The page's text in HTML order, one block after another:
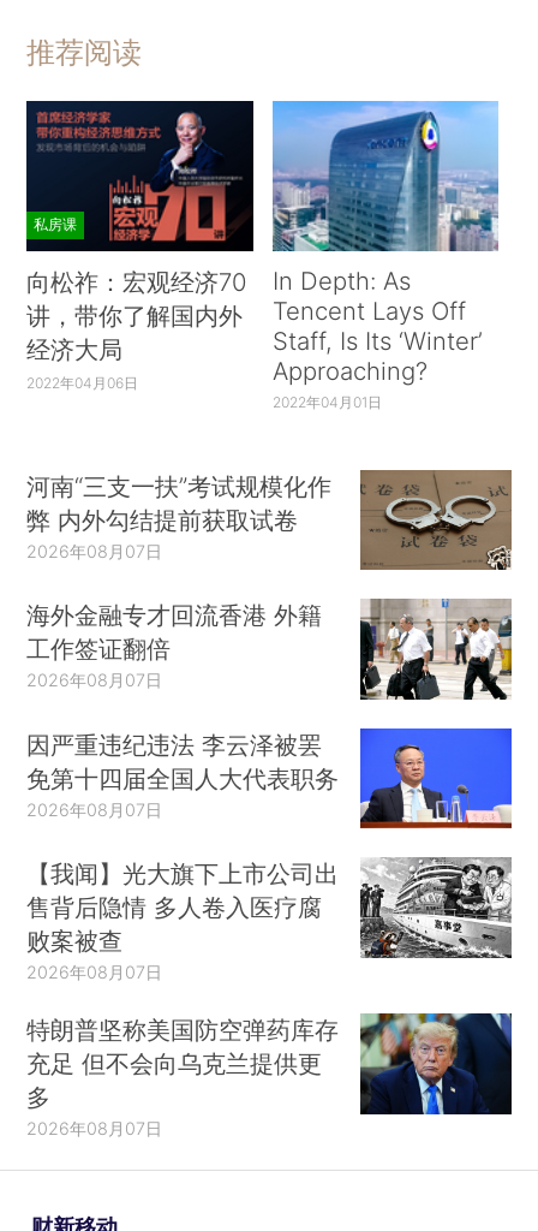
风险的重点地区。
5月以来，国内累计报告确诊病例2418例，其
中境外输入1072例，本土病例1346例。本土确诊
病例中，新疆（含兵团）827例，北京市339例，
辽宁省99例，吉林省45例，河北省21例，湖北省7
推荐阅读
私房课
向松祚：宏观经济70
讲，带你了解国内外
经济大局
2022年04月06日
In Depth: As
Tencent Lays Off
Staff, Is Its ‘Winter’
Approaching?
2022年04月01日
河南“三支一扶”考试规模化作
弊 内外勾结提前获取试卷
2026年08月07日
海外金融专才回流香港 外籍
工作签证翻倍
2026年08月07日
因严重违纪违法 李云泽被罢
免第十四届全国人大代表职务
2026年08月07日
【我闻】光大旗下上市公司出
售背后隐情 多人卷入医疗腐
败案被查
2026年08月07日
特朗普坚称美国防空弹药库存
充足 但不会向乌克兰提供更
多
2026年08月07日